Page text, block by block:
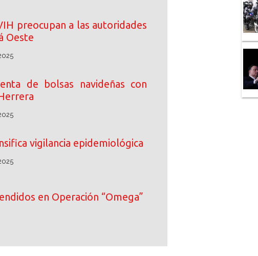
preocupan a las autoridades
Oeste
de bolsas navideñas con
vigilancia epidemiológica
en Operación “Omega”